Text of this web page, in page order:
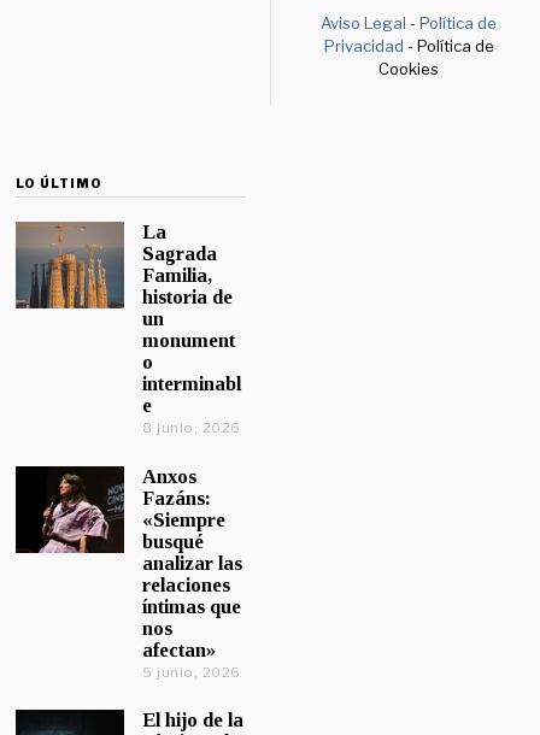
Aviso Legal -Política de
Privacidad - Política de
Cookies
LO ÚLTIMO
La
Sagrada
Familia,
historia de
un
monument
o
interminabl
e
8 junio, 2026
Anxos
Fazáns:
«Siempre
busqué
analizar las
relaciones
íntimas que
nos
afectan»
5 junio, 2026
El hijo de la